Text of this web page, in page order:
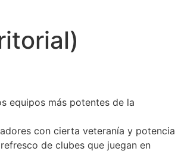
equipos más potentes de la
con cierta veteranía y potencia
de clubes que juegan en